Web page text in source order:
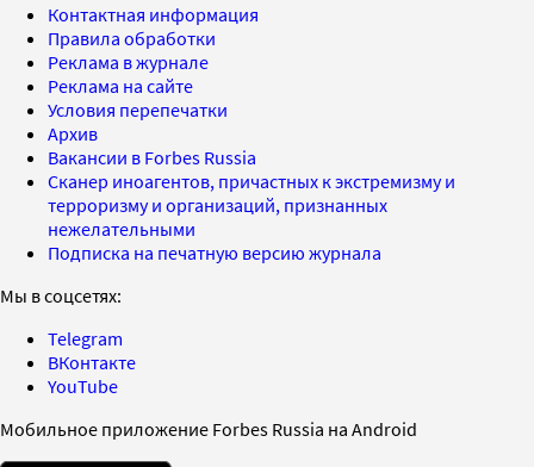
Контактная информация
Правила обработки
Реклама в журнале
Реклама на сайте
Условия перепечатки
Архив
Вакансии в Forbes Russia
Сканер иноагентов, причастных к экстремизму и
терроризму и организаций, признанных
нежелательными
Подписка на печатную версию журнала
Мы в соцсетях:
Telegram
ВКонтакте
YouTube
Мобильное приложение Forbes Russia на Android